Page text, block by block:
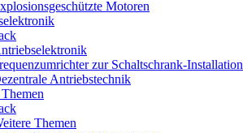
Motoren
zur Schaltschrank-Installation
Antriebstechnik
Themen